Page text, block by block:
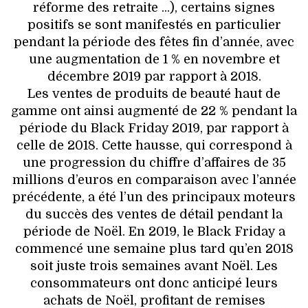
réforme des retraite ...), certains signes
positifs se sont manifestés en particulier
pendant la période des fêtes fin d’année, avec
une augmentation de 1 % en novembre et
décembre 2019 par rapport à 2018.
Les ventes de produits de beauté haut de
gamme ont ainsi augmenté de 22 % pendant la
période du Black Friday 2019, par rapport à
celle de 2018. Cette hausse, qui correspond à
une progression du chiffre d’affaires de 35
millions d’euros en comparaison avec l’année
précédente, a été l’un des principaux moteurs
du succès des ventes de détail pendant la
période de Noël. En 2019, le Black Friday a
commencé une semaine plus tard qu’en 2018
soit juste trois semaines avant Noël. Les
consommateurs ont donc anticipé leurs
achats de Noël, profitant de remises